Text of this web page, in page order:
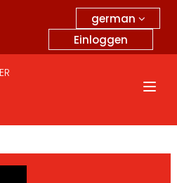
german
Einloggen